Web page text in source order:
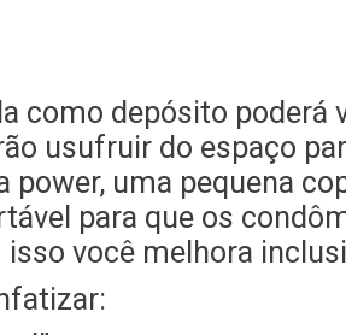
como depósito poderá
usufruir do espaço
uma pequena
para que os
você melhora